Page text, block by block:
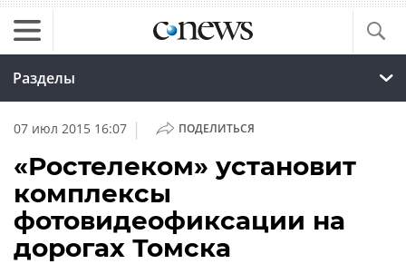
Разделы
07 июл 2015 16:07 | ПОДЕЛИТЬСЯ
«Ростелеком» установит
комплексы
фотовидеофиксации на
дорогах Томска